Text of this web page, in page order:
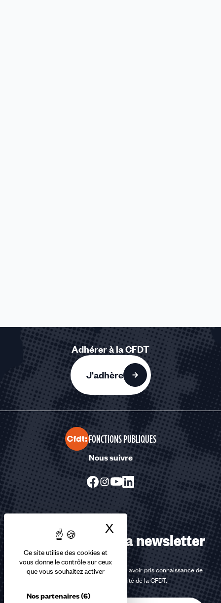
Ce site utilise des cookies et
vous donne le contrôle sur ceux
que vous souhaitez activer
Nos partenaires(6)
X Masquer le
Adhérer à la CFDT
J'adhère
FONCTIONS PUBLIQUES
Nous suivre
Abonnez-vous à la newsletter
En m'inscrivant à la newsletter, j'affirme avoir pris connaissance de
politique de confidentialité de la CFDT.